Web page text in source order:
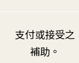
支付或接受之
補助。